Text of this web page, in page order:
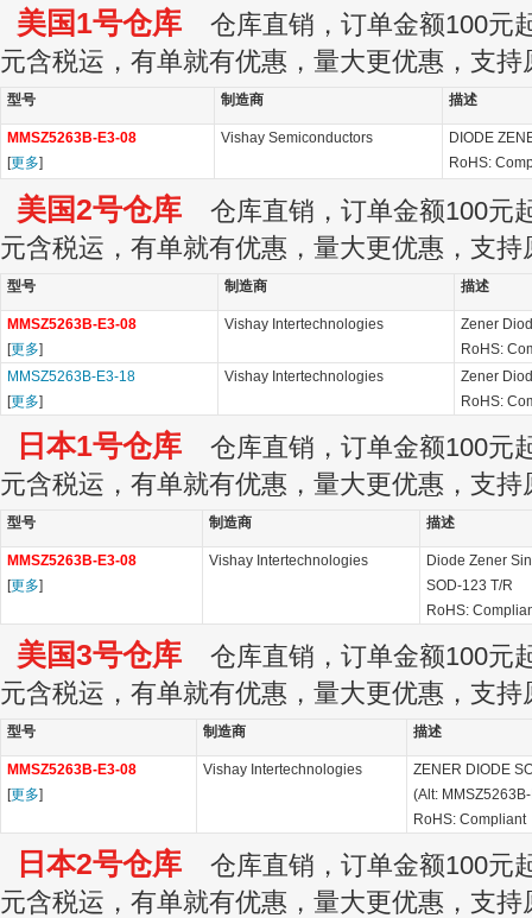
美国1号仓库 仓库直销，订单金额100元
元含税运，有单就有优惠，量大更优惠，支持
型号 制造商 描述
MMSZ5263B-E3-08
[更多]
Vishay Semiconductors
DIODE
RoHS:
美国2号仓库 仓库直销，订单金额100元
元含税运，有单就有优惠，量大更优惠，支持
型号 制造商 描述
MMSZ5263B-E3-08
[更多]
Vishay Intertechnologies
Zener
RoHS:
MMSZ5263B-E3-18
[更多]
Vishay Intertechnologies
Zener
RoHS:
日本1号仓库 仓库直销，订单金额100元
元含税运，有单就有优惠，量大更优惠，支持
型号 制造商 描述
MMSZ5263B-E3-08
[更多]
Vishay Intertechnologies
Diode Zener
SOD-123 T/R
RoHS:
美国3号仓库 仓库直销，订单金额100元
元含税运，有单就有优惠，量大更优惠，支持
型号 制造商 描述
MMSZ5263B-E3-08
[更多]
Vishay Intertechnologies
ZENER DIODE
(Alt:
RoHS: Compliant
日本2号仓库 仓库直销，订单金额100元
元含税运，有单就有优惠，量大更优惠，支持